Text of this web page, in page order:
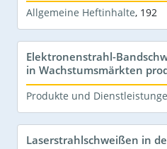
Allgemeine Heftinhalte, 192
Elektronenstrahl-
in Wachstumsmärkten
Produkte und
Laserstrahlschweißen in